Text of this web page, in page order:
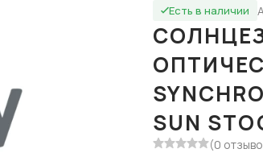
Есть в наличии
SUN
(0